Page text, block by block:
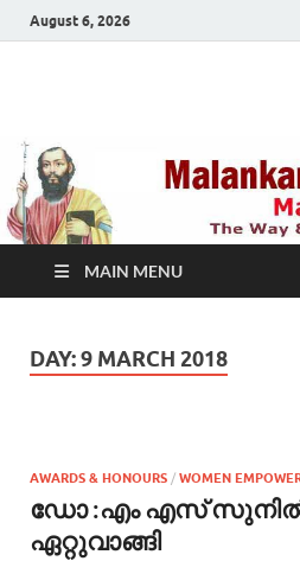
August 6, 2026
TV
MAIN MENU
DAY:9 MARCH 2018
AWARDS & HONOURS / WOMEN
ഡോ :എം എസ് സുനില്‍
ഏറ്റുവാങ്ങി